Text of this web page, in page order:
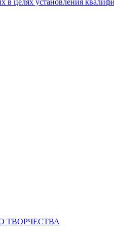
в целях установления
ТВОРЧЕСТВА